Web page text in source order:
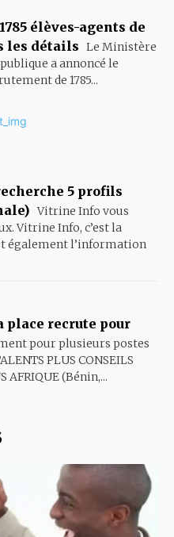
élèves-agents de
les détails Le Ministère
a annoncé le
de 1785...
5 profils
Vitrine Info vous
Vitrine Info, c’est la
également l’information
place recrute pour
pour plusieurs postes
PLUS CONSEILS
AFRIQUE (Bénin,...